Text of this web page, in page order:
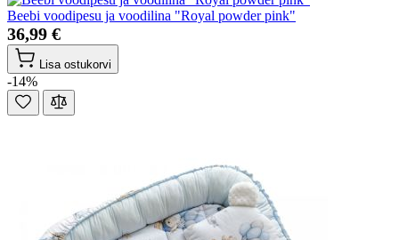
Beebi voodipesu ja voodilina "Royal powder pink"
36,99 €
Lisa ostukorvi
-14%